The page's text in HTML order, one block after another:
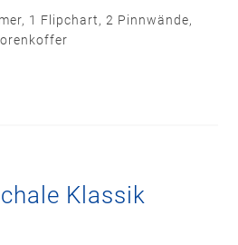
1 Flipchart, 2 Pinnwände,
Klassik